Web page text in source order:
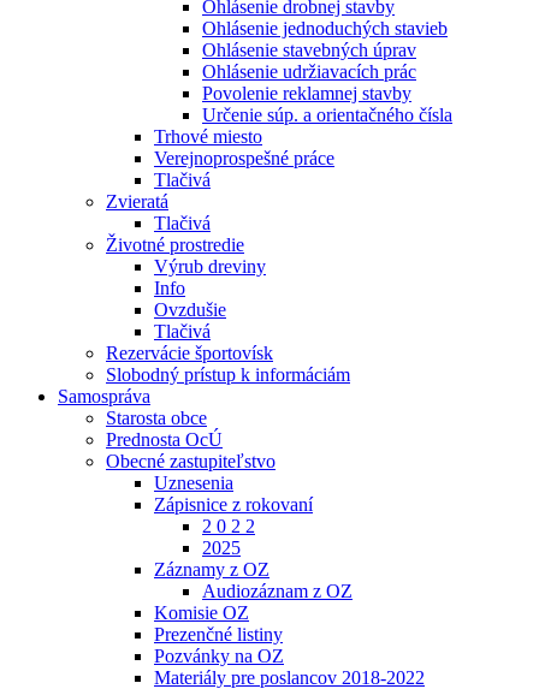
Ohlásenie drobnej stavby
Ohlásenie jednoduchých stavieb
Ohlásenie stavebných úprav
Ohlásenie udržiavacích prác
Povolenie reklamnej stavby
Určenie súp. a orientačného čísla
Trhové miesto
Verejnoprospešné práce
Tlačivá
Zvieratá
Tlačivá
Životné prostredie
Výrub dreviny
Info
Ovzdušie
Tlačivá
Rezervácie športovísk
Slobodný prístup k informáciám
Samospráva
Starosta obce
Prednosta OcÚ
Obecné zastupiteľstvo
Uznesenia
Zápisnice z rokovaní
2 0 2 2
2025
Záznamy z OZ
Audiozáznam z OZ
Komisie OZ
Prezenčné listiny
Pozvánky na OZ
Materiály pre poslancov 2018-2022